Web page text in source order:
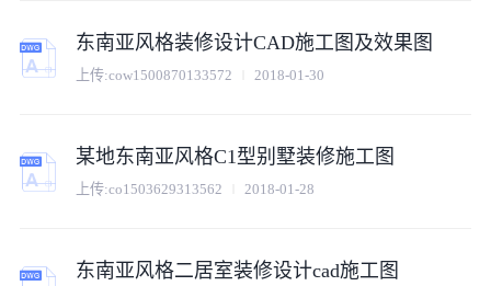
东南亚风格装修设计CAD施工图及效果图
上传:cow1500870133572 2018-01-30
某地东南亚风格C1型别墅装修施工图
上传:co1503629313562 2018-01-28
东南亚风格二居室装修设计cad施工图